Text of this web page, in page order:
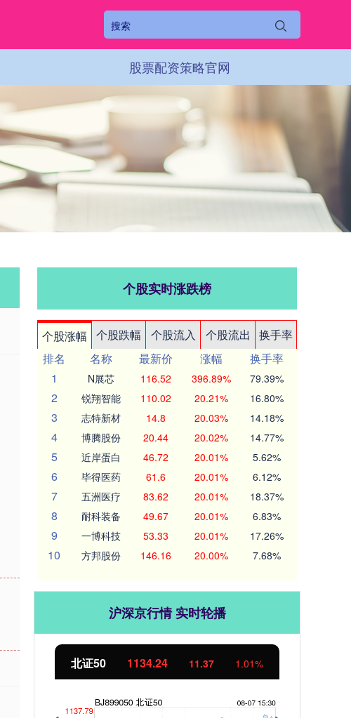
股票配资策略官网
个股实时涨跌榜
个股涨幅 个股跌幅 个股流入 个股流出
换手率
排名
名称 最新价 涨幅
换手率
1
N展芯 116.52 396.89% 79.39%
2 锐翔智能 110.02 20.21% 16.80%
3 志特新材 14.8 20.03% 14.18%
4 博腾股份 20.44 20.02% 14.77%
5 近岸蛋白 46.72 20.01% 5.62%
6 毕得医药 61.6 20.01% 6.12%
7 五洲医疗 83.62 20.01% 18.37%
8 耐科装备 49.67 20.01% 6.83%
9 一博科技 53.33 20.01% 17.26%
10 方邦股份 146.16 20.00% 7.68%
沪深京行情 实时轮播
北证50 1134.24 11.37 1.01%